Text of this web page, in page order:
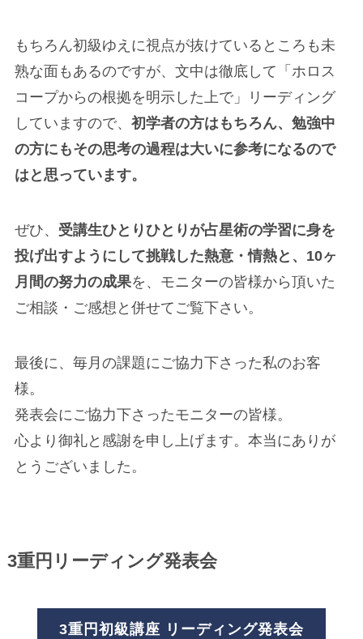
もちろん初級ゆえに視点が抜けているところも未
熟な面もあるのですが、文中は徹底して「ホロス
コープからの根拠を明示した上で」リーディング
していますので、 初学者の方はもちろん、勉強中
の方にもその思考の過程は大いに参考になるので
はと思っています。
ぜひ、 受講生ひとりひとりが占星術の学習に身を
投げ出すようにして挑戦した熱意・情熱と、10ヶ
月間の努力の成果を、モニターの皆様から頂いた
ご相談・ご感想と併せてご覧下さい。
最後に、毎月の課題にご協力下さった私のお客
様。
発表会にご協力下さったモニターの皆様。
心より御礼と感謝を申し上げます。本当にありが
とうございました。
3重円リーディング発表会
3重円初級講座 リーディング発表会